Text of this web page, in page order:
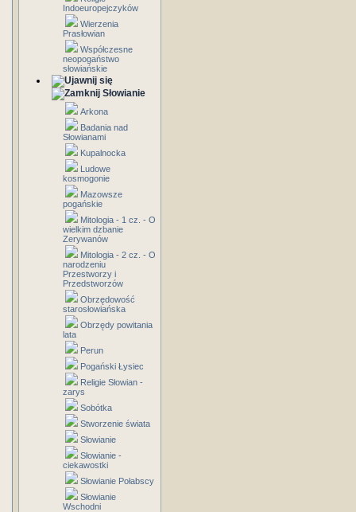
Indoeuropejczyków
Wierzenia
Prasłowian
Współczesne
neopogaństwo
słowiańskie
Słowianie
Arkona
Badania nad
Słowianami
Kupalnocka
Ludowe
kosmogonie
Mazowsze
pogańskie
Mitologia - 1 cz. - O
wielkim dzbanie
Zerywanów
Mitologia - 2 cz. - O
narodzeniu
Przestworzy i
Przedstworzów
Obrzędowość
starosłowiańska
Obrzędy powitania
lata
Perun
Pogański Łysiec
Religie Słowian -
zarys
Sobótka
Stworzenie świata
Słowianie
Słowianie -
ciekawostki
Słowianie Połabscy
Słowianie
Wschodni